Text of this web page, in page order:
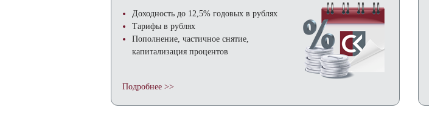
Доходность до 12,5% годовых в рублях
Тарифы в рублях
Пополнение, частичное снятие,
капитализация процентов
Подробнее >>